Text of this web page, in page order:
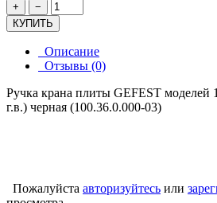
+
−
КУПИТЬ
Описание
Отзывы (0)
Ручка крана плиты GEFEST моделей
г.в.) черная (100.36.0.000-03)
Пожалуйста авторизуйтесь или